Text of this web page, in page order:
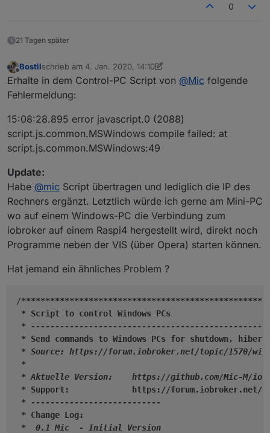
0
21 Tagen später
Offline
Bostilschrieb am 4. Jan. 2020, 14:10
zuletzt editiert von Bostil 1. Mai 2020, 21:17
Erhalte in dem Control-PC Script von @Mic folgende
Fehlermeldung:
15:08:28.895 error javascript.0 (2088)
script.js.common.MSWindows compile failed: at
script.js.common.MSWindows:49
Update:
Habe @mic Script übertragen und lediglich die IP des
Rechners ergänzt. Letztlich würde ich gerne am Mini-PC
wo auf einem Windows-PC die Verbindung zum
iobroker auf einem Raspi4 hergestellt wird, direkt noch
Programme neben der VIS (über Opera) starten können.
Hat jemand ein ähnliches Problem ?
/************************************************
* Script to control Windows PCs
*
* Send commands to Windows PCs for shutdown,
* Source: https://forum.iobroker.net/topic/1570/
*
* Aktuelle Version:    https://github.com/Mic-M/
* Support:             https://forum.iobroker.net/
* ---------------------------
* Change Log:
*  0.1 Mic  - Initial Version